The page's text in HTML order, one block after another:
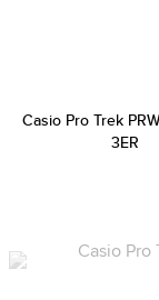
Casio Pro Trek
3ER